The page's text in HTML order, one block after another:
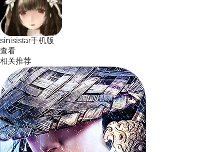
sinisistar手机版
查看
相关推荐